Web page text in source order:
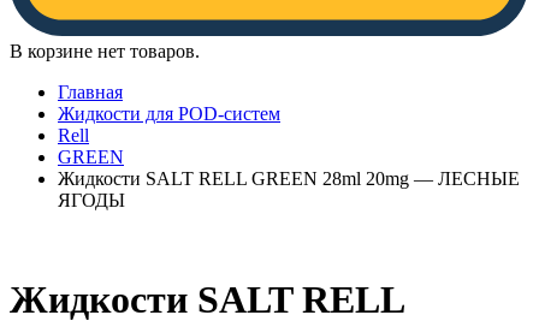
В корзине нет товаров.
Главная
Жидкости для POD-систем
Rell
GREEN
Жидкости SALT RELL GREEN 28ml 20mg — ЛЕCНЫЕ
ЯГОДЫ
Жидкости SALT RELL